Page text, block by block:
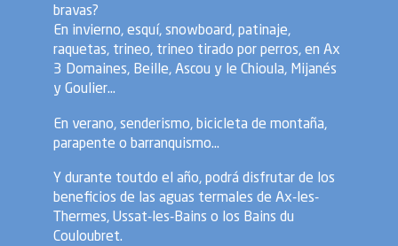
bravas?
En invierno, esquí, snowboard, patinaje,
raquetas, trineo, trineo tirado por perros, en Ax
3 Domaines, Beille, Ascou y le Chioula, Mijanés
y Goulier...
En verano, senderismo, bicicleta de montaña,
parapente o barranquismo...
Y durante toutdo el año, podrá disfrutar de los
beneficios de las aguas termales de Ax-les-
Thermes, Ussat-les-Bains o los Bains du
Couloubret.